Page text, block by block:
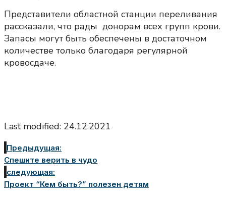
Представители областной станции переливания
рассказали, что рады донорам всех групп крови.
Запасы могут быть обеспечены в достаточном
количестве только благодаря регулярной
кровосдаче.
Last modified: 24.12.2021
Предыдущая:
Спешите верить в чудо
следующая:
Проект “Кем быть?” полезен детям